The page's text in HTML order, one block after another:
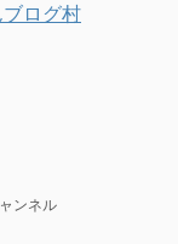
ログ村